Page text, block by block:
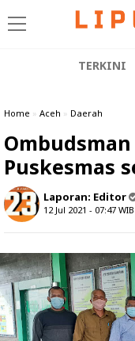
TERKINI
Home » Aceh » Daerah
Puskesmas
Laporan: Editor
12 Jul 2021 - 07:47 WIB